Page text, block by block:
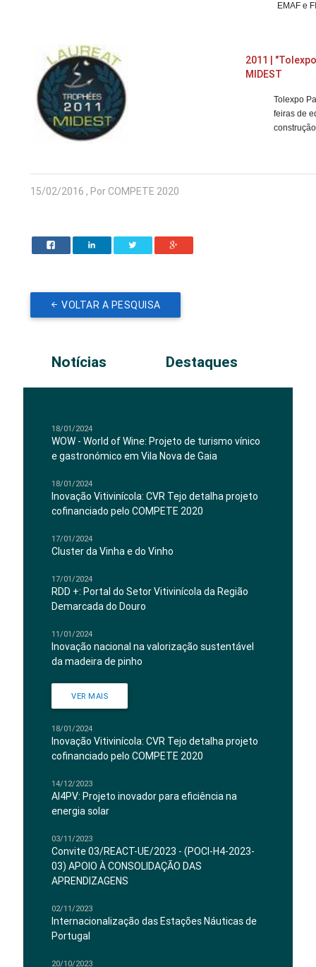
EMAF e
2011 |
MIDEST
Tolexpo
feiras de
15/02/2016 , Por COMPETE 2020
VOLTAR A PESQUISA
Notícias Destaques
18/01/2024
WOW - World of Wine: Projeto de turismo vínico
e gastronómico em Vila Nova de Gaia
18/01/2024
Inovação Vitivinícola: CVR Tejo detalha projeto
cofinanciado pelo COMPETE 2020
17/01/2024
Cluster da Vinha e do Vinho
17/01/2024
RDD +: Portal do Setor Vitivinícola da Região
Demarcada do Douro
11/01/2024
Inovação nacional na valorização sustentável
da madeira de pinho
VER MAIS
18/01/2024
Inovação Vitivinícola: CVR Tejo detalha projeto
cofinanciado pelo COMPETE 2020
14/12/2023
AI4PV: Projeto inovador para eficiência na
energia solar
03/11/2023
Convite 03/REACT-UE/2023 - (POCI-H4-2023-
03) APOIO À CONSOLIDAÇÃO DAS
APRENDIZAGENS
02/11/2023
Internacionalização das Estações Náuticas de
Portugal
20/10/2023